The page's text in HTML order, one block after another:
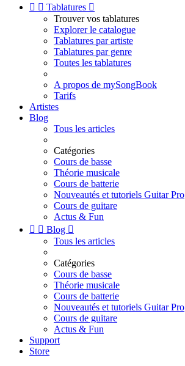
  Tablatures 
Trouver vos tablatures
Explorer le catalogue
Tablatures par artiste
Tablatures par genre
Toutes les tablatures
A propos de mySongBook
Tarifs
Artistes
Blog
Tous les articles
Catégories
Cours de basse
Théorie musicale
Cours de batterie
Nouveautés et tutoriels Guitar Pro
Cours de guitare
Actus & Fun
  Blog 
Tous les articles
Catégories
Cours de basse
Théorie musicale
Cours de batterie
Nouveautés et tutoriels Guitar Pro
Cours de guitare
Actus & Fun
Support
Store